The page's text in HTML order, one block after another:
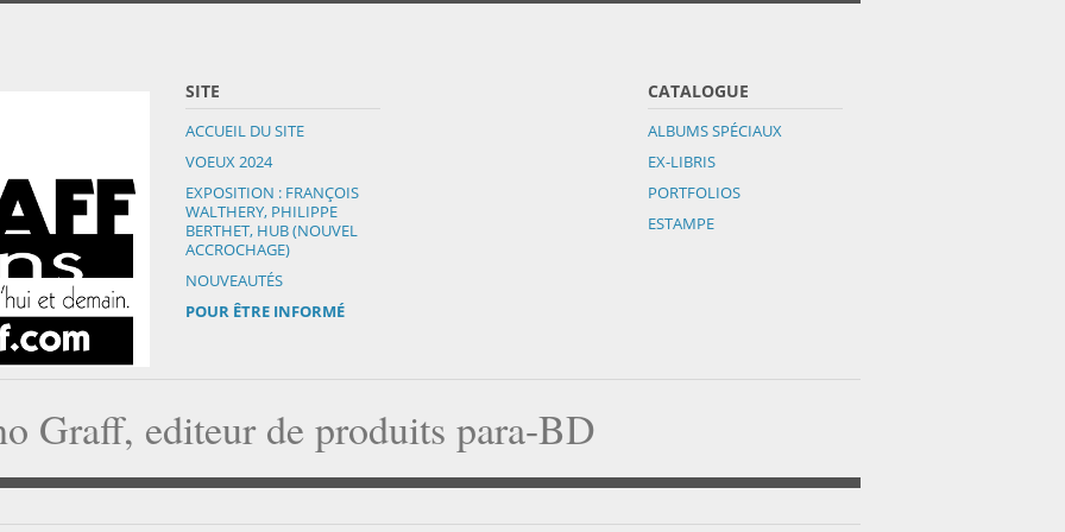
SITE
ACCUEIL DU SITE
VOEUX 2024
EXPOSITION : FRANÇOIS
WALTHERY, PHILIPPE
BERTHET, HUB (NOUVEL
ACCROCHAGE)
NOUVEAUTÉS
POUR ÊTRE INFORMÉ
CATALOGUE
ALBUMS SPÉCIAUX
EX-LIBRIS
PORTFOLIOS
ESTAMPE
Graff, editeur de produits para-BD